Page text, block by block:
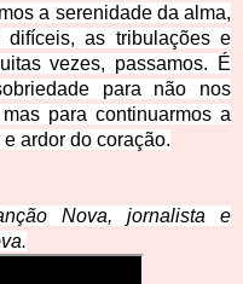
a serenidade da alma,
difíceis, as tribulações e
vezes, passamos. É
para não nos
para continuarmos a
ardor do coração.
Nova, jornalista e